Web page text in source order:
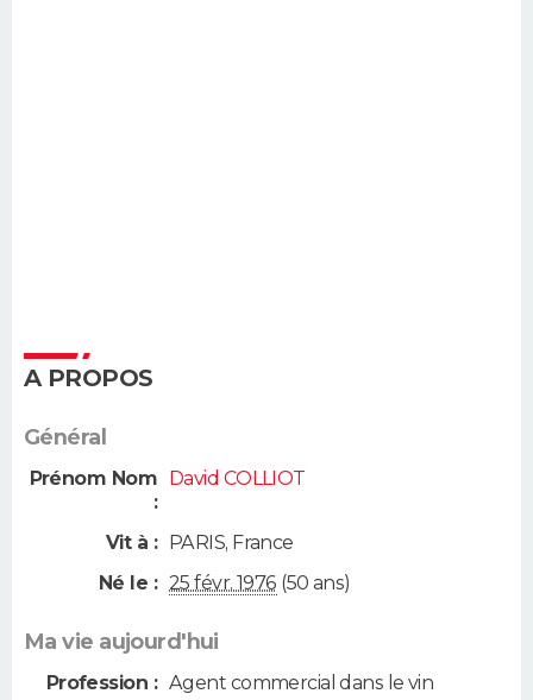
A PROPOS
Général
Prénom Nom
:
David COLLIOT
Vit à : PARIS, France
Né le : 25 févr. 1976 (50 ans)
Ma vie aujourd'hui
Profession : Agent commercial dans le vin